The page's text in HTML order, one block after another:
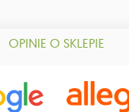
OPINIE O SKLEPIE